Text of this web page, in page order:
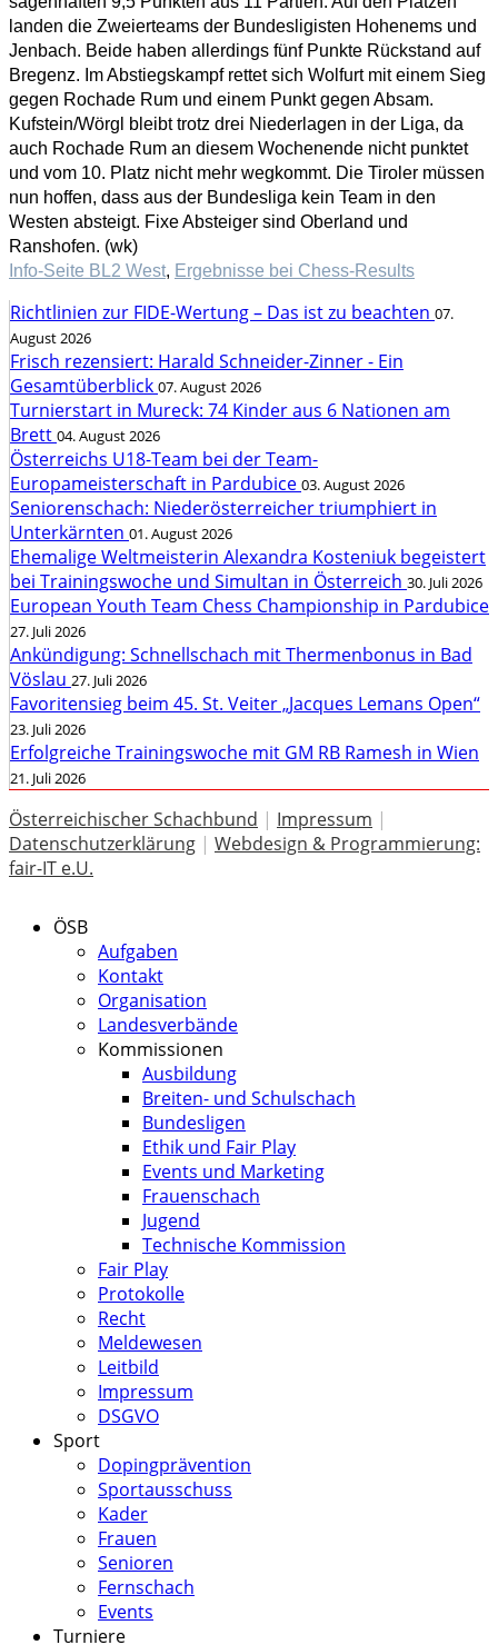
landen die Zweierteams der Bundesligisten Hohenems und
Jenbach. Beide haben allerdings fünf Punkte Rückstand auf
Bregenz. Im Abstiegskampf rettet sich Wolfurt mit einem Sieg
gegen Rochade Rum und einem Punkt gegen Absam.
Kufstein/Wörgl bleibt trotz drei Niederlagen in der Liga, da
auch Rochade Rum an diesem Wochenende nicht punktet
und vom 10. Platz nicht mehr wegkommt. Die Tiroler müssen
nun hoffen, dass aus der Bundesliga kein Team in den
Westen absteigt. Fixe Absteiger sind Oberland und
Ranshofen. (wk)
Info-Seite BL2 West, Ergebnisse bei Chess-Results
Richtlinien zur FIDE-Wertung – Das ist zu beachten 07.
August 2026
Frisch rezensiert: Harald Schneider-Zinner - Ein
Gesamtüberblick 07. August 2026
Turnierstart in Mureck: 74 Kinder aus 6 Nationen am
Brett 04. August 2026
Österreichs U18-Team bei der Team-
Europameisterschaft in Pardubice 03. August 2026
Seniorenschach: Niederösterreicher triumphiert in
Unterkärnten 01. August 2026
Ehemalige Weltmeisterin Alexandra Kosteniuk begeistert
bei Trainingswoche und Simultan in Österreich 30. Juli 2026
European Youth Team Chess Championship in Pardubice
27. Juli 2026
Ankündigung: Schnellschach mit Thermenbonus in Bad
Vöslau 27. Juli 2026
Favoritensieg beim 45. St. Veiter „Jacques Lemans Open“
23. Juli 2026
Erfolgreiche Trainingswoche mit GM RB Ramesh in Wien
21. Juli 2026
Österreichischer Schachbund | Impressum |
Datenschutzerklärung | Webdesign & Programmierung:
fair-IT e.U.
ÖSB
Aufgaben
Kontakt
Organisation
Landesverbände
Kommissionen
Ausbildung
Breiten- und Schulschach
Bundesligen
Ethik und Fair Play
Events und Marketing
Frauenschach
Jugend
Technische Kommission
Fair Play
Protokolle
Recht
Meldewesen
Leitbild
Impressum
DSGVO
Sport
Dopingprävention
Sportausschuss
Kader
Frauen
Senioren
Fernschach
Events
Turniere